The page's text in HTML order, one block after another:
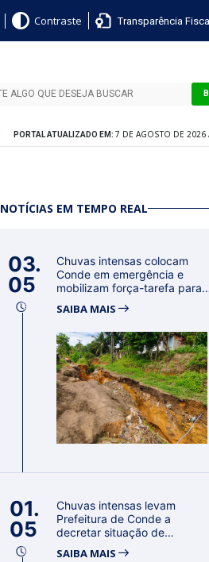
Contraste Transparência
PORTAL ATUALIZADO EM: 7 DE AGOSTO DE 2026
NOTÍCIAS EM TEMPO REAL
03.
05
Chuvas intensas colocam
Conde em emergência e
mobilizam força-tarefa para
SAIBA MAIS
01.
05
Chuvas intensas levam
Prefeitura de Conde a
decretar situação de
SAIBA MAIS